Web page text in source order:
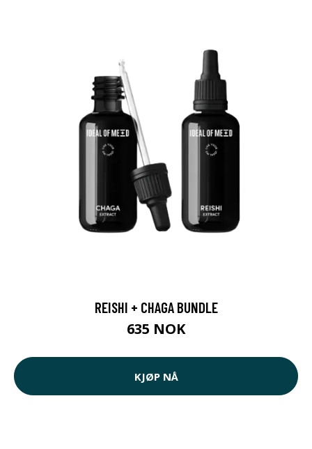
REISHI + CHAGA BUNDLE
635 NOK
KJØP NÅ